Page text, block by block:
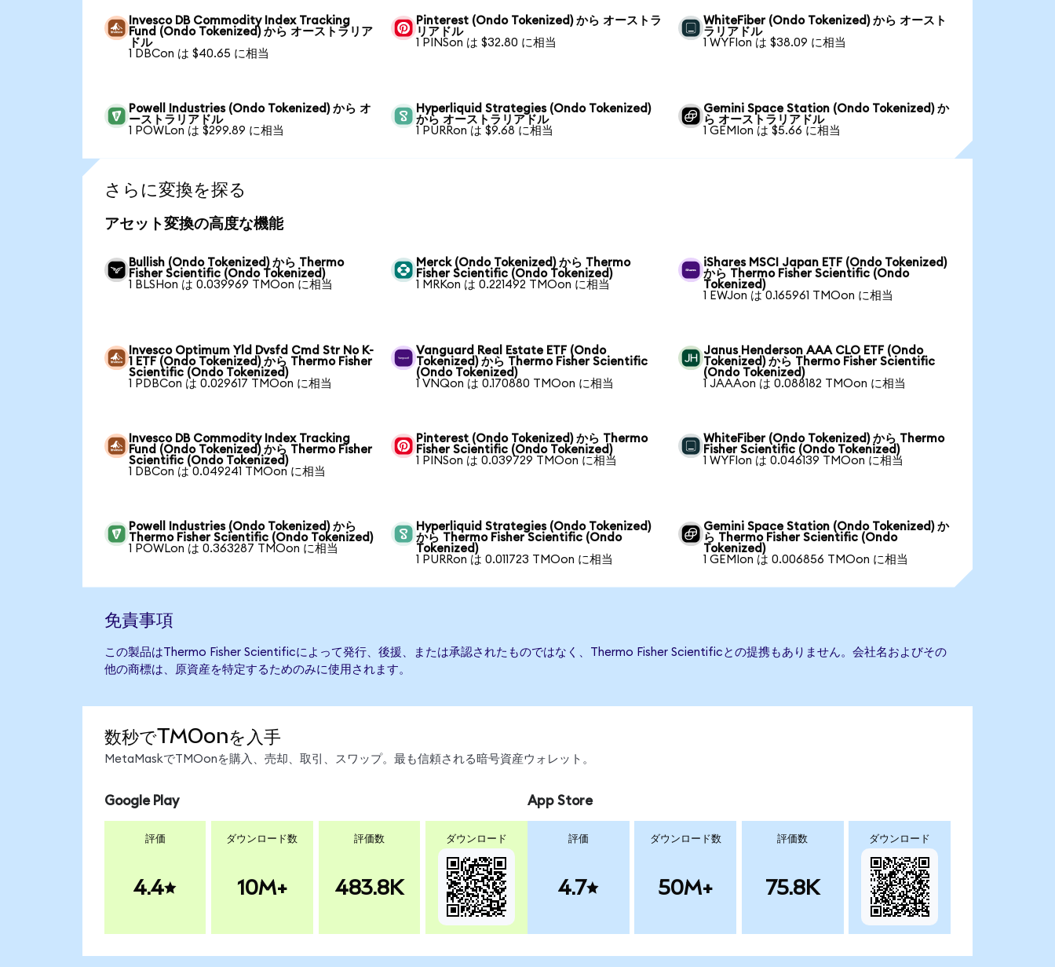
Invesco DB Commodity Index Tracking
Fund (Ondo Tokenized) から オーストラリア
ドル
1 DBCon は $40.65 に相当
Pinterest (Ondo Tokenized) から オーストラ
リアドル
1 PINSon は $32.80 に相当
WhiteFiber (Ondo Tokenized) から オースト
ラリアドル
1 WYFIon は $38.09 に相当
Powell Industries (Ondo Tokenized) から オ
ーストラリアドル
1 POWLon は $299.89 に相当
Hyperliquid Strategies (Ondo Tokenized)
から オーストラリアドル
1 PURRon は $9.68 に相当
Gemini Space Station (Ondo Tokenized) か
ら オーストラリアドル
1 GEMIon は $5.66 に相当
さらに変換を探る
アセット変換の高度な機能
Bullish (Ondo Tokenized) から Thermo
Fisher Scientific (Ondo Tokenized)
1 BLSHon は 0.039969 TMOon に相当
Merck (Ondo Tokenized) から Thermo
Fisher Scientific (Ondo Tokenized)
1 MRKon は 0.221492 TMOon に相当
iShares MSCI Japan ETF (Ondo Tokenized)
から Thermo Fisher Scientific (Ondo
Tokenized)
1 EWJon は 0.165961 TMOon に相当
Invesco Optimum Yld Dvsfd Cmd Str No K-
1 ETF (Ondo Tokenized) から Thermo Fisher
Scientific (Ondo Tokenized)
1 PDBCon は 0.029617 TMOon に相当
Vanguard Real Estate ETF (Ondo
Tokenized) から Thermo Fisher Scientific
(Ondo Tokenized)
1 VNQon は 0.170880 TMOon に相当
Janus Henderson AAA CLO ETF (Ondo
Tokenized) から Thermo Fisher Scientific
(Ondo Tokenized)
1 JAAAon は 0.088182 TMOon に相当
Invesco DB Commodity Index Tracking
Fund (Ondo Tokenized) から Thermo Fisher
Scientific (Ondo Tokenized)
1 DBCon は 0.049241 TMOon に相当
Pinterest (Ondo Tokenized) から Thermo
Fisher Scientific (Ondo Tokenized)
1 PINSon は 0.039729 TMOon に相当
WhiteFiber (Ondo Tokenized) から Thermo
Fisher Scientific (Ondo Tokenized)
1 WYFIon は 0.046139 TMOon に相当
Powell Industries (Ondo Tokenized) から
Thermo Fisher Scientific (Ondo Tokenized)
1 POWLon は 0.363287 TMOon に相当
Hyperliquid Strategies (Ondo Tokenized)
から Thermo Fisher Scientific (Ondo
Tokenized)
1 PURRon は 0.011723 TMOon に相当
Gemini Space Station (Ondo Tokenized) か
ら Thermo Fisher Scientific (Ondo
Tokenized)
1 GEMIon は 0.006856 TMOon に相当
免責事項
この製品はThermo Fisher Scientificによって発行、後援、または承認されたものではなく、Thermo Fisher Scientificとの提携もありません。会社名およびその
他の商標は、原資産を特定するためのみに使用されます。
数秒でTMOonを入手
MetaMaskでTMOonを購入、売却、取引、スワップ。最も信頼される暗号資産ウォレット。
Google Play
評価
4.4
ダウンロード数
10M+
評価数
483.8K
ダウンロード
App Store
評価
4.7
ダウンロード数
50M+
評価数
75.8K
ダウンロード